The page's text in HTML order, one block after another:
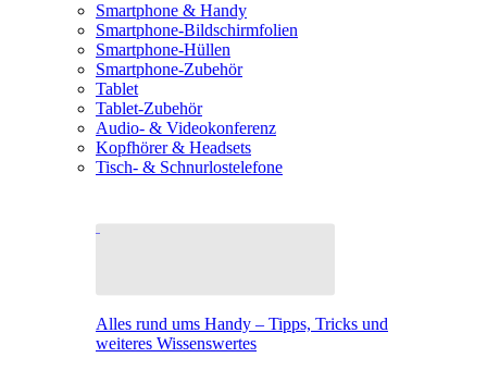
Smartphone & Handy
Smartphone-Bildschirmfolien
Smartphone-Hüllen
Smartphone-Zubehör
Tablet
Tablet-Zubehör
Audio- & Videokonferenz
Kopfhörer & Headsets
Tisch- & Schnurlostelefone
Alles rund ums Handy – Tipps, Tricks und
weiteres Wissenswertes